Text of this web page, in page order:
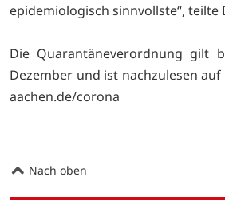
epidemiologisch sinnvollste“, teilte
Die Quarantäneverordnung gilt
Dezember und ist nachzulesen
aachen.de/corona
Nach oben